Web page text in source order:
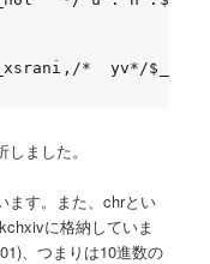
*  yv*/
ました。
ます。また、chrとい
に格納していま
、つまりは10進数の